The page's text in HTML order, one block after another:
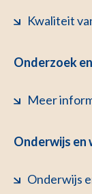
Kwaliteit
Onderzoek
Meer
Onderwijs en
Onderwijs